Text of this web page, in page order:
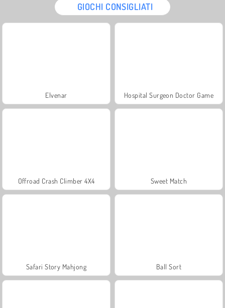
GIOCHI CONSIGLIATI
Elvenar Hospital Surgeon Doctor Game
Offroad Crash Climber 4X4 Sweet Match
Safari Story Mahjong Ball Sort